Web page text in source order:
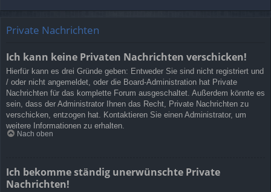
Private Nachrichten
Ich kann keine Privaten Nachrichten verschicken!
Hierfür kann es drei Gründe geben: Entweder Sie sind nicht registriert und
/ oder nicht angemeldet, oder die Board-Administration hat Private
Nachrichten für das komplette Forum ausgeschaltet. Außerdem könnte es
sein, dass der Administrator Ihnen das Recht, Private Nachrichten zu
verschicken, entzogen hat. Kontaktieren Sie einen Administrator, um
weitere Informationen zu erhalten.
Nach oben
Ich bekomme ständig unerwünschte Private
Nachrichten!